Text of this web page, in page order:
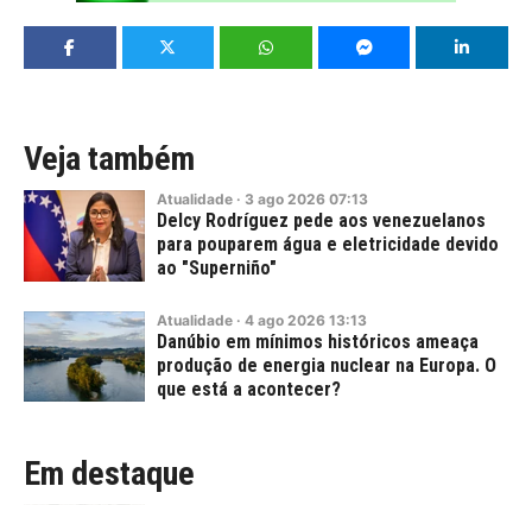
Veja também
Atualidade · 3 ago 2026 07:13
Delcy Rodríguez pede aos venezuelanos
para pouparem água e eletricidade devido
ao "Superniño"
Atualidade · 4 ago 2026 13:13
Danúbio em mínimos históricos ameaça
produção de energia nuclear na Europa. O
que está a acontecer?
Em destaque